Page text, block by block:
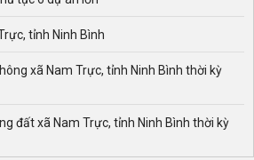
tỉnh Ninh Bình
xã Nam Trực, tỉnh Ninh Bình thời kỳ
đất xã Nam Trực, tỉnh Ninh Bình thời kỳ